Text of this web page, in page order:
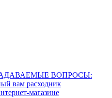
ВОПРОСЫ:
вам расходник
магазине